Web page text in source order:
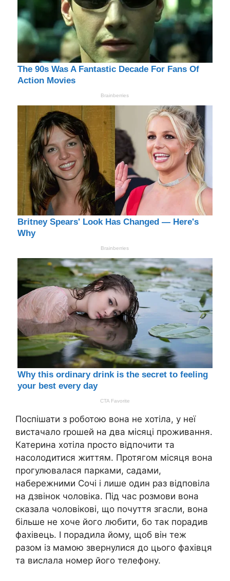
Поспішати з роботою вона не хотіла, у неї
вистачало rрошей на два місяці проживання.
Катерина хотіла просто відпочити та
насолодитися життям. Протягом місяця вона
прогулювалася парками, садами,
набережними Сочі і лише один раз відповіла
на дзвінок чоловіка. Під час розмови вона
сказала чоловікові, що почуття згасли, вона
більше не хоче його любити, бо так порадив
фахівець. І порадила йому, щоб він теж
разом із мамою звернулися до цього фахівця
та вислала номер його телефону.